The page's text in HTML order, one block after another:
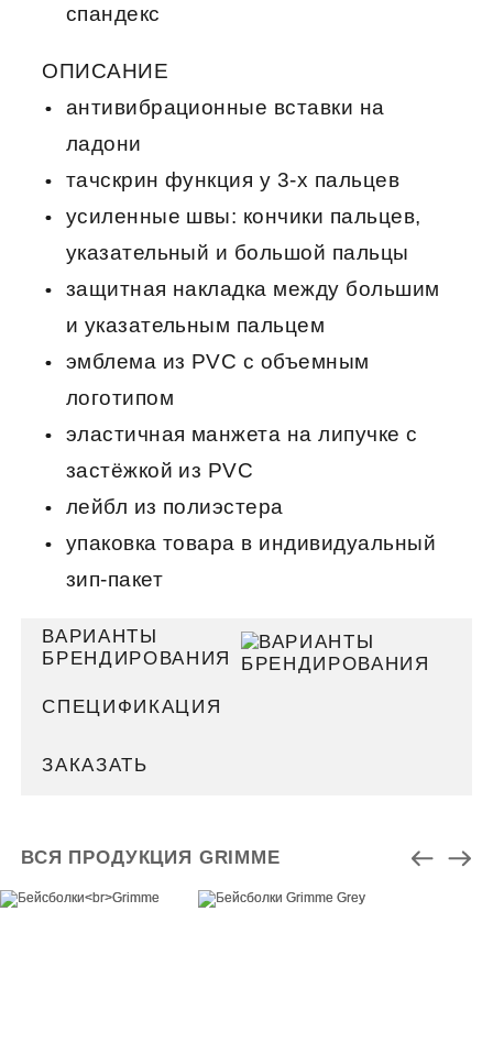
спандекс
ОПИСАНИЕ
антивибрационные вставки на
ладони
тачскрин функция у 3-х пальцев
усиленные швы: кончики пальцев,
указательный и большой пальцы
защитная накладка между большим
и указательным пальцем
эмблема из PVC с объемным
логотипом
эластичная манжета на липучке с
застёжкой из PVC
лейбл из полиэстера
упаковка товара в индивидуальный
зип-пакет
ВАРИАНТЫ
БРЕНДИРОВАНИЯ
СПЕЦИФИКАЦИЯ
ЗАКАЗАТЬ
ВСЯ ПРОДУКЦИЯ GRIMME